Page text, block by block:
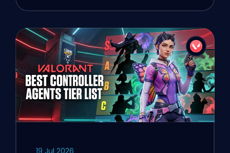
19 Jul 2026